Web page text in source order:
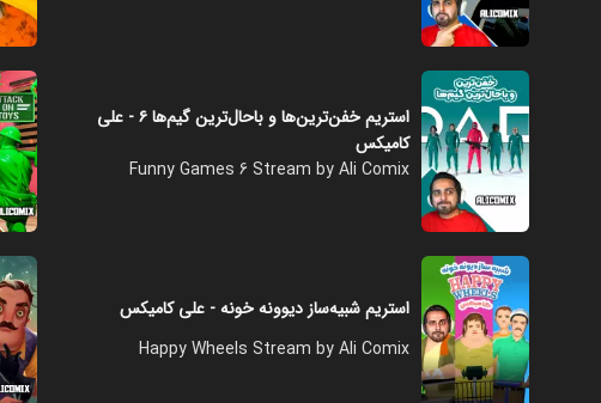
استریم خفن‌ترین‌ها و باحال‌ترین گیم‌ها ۶ - علی
کامیکس
Funny Games 6 Stream by Ali Comix
استریم شبیه‌ساز دیوونه‌ خونه - علی کامیکس
Happy Wheels Stream by Ali Comix